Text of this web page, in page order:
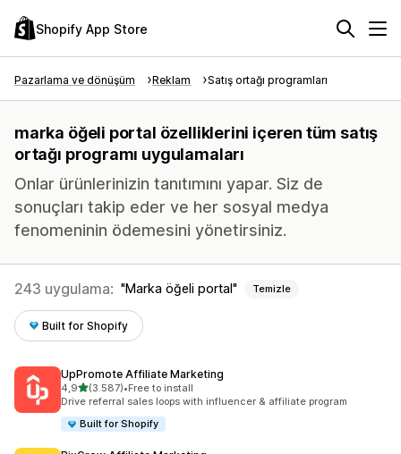
Shopify App Store
Pazarlama ve dönüşüm Reklam Satış ortağı programları
marka öğeli portal özelliklerini içeren tüm satış
ortağı programı uygulamaları
Onlar ürünlerinizin tanıtımını yapar. Siz de
sonuçları takip eder ve her sosyal medya
fenomeninin ödemesini yönetirsiniz.
243 uygulama: Marka öğeli portal Temizle
Built for Shopify
UpPromote Affiliate Marketing
4,95 yıldız üzerinden
(3.587)
toplam 3587 değerlendirme
•Free to install
Drive referral sales loops with influencer & affiliate program
Built for Shopify